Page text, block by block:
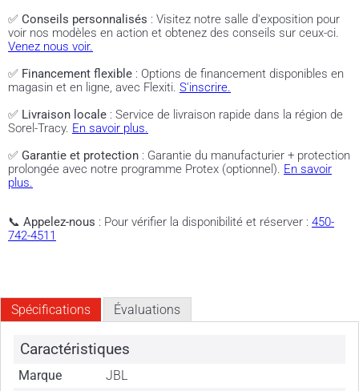
✅ Conseils personnalisés : Visitez notre salle d'exposition pour
voir nos modèles en action et obtenez des conseils sur ceux-ci.
Venez nous voir.
✅ Financement flexible : Options de financement disponibles en
magasin et en ligne, avec Flexiti. S'inscrire.
✅ Livraison locale : Service de livraison rapide dans la région de
Sorel-Tracy. En savoir plus.
✅ Garantie et protection : Garantie du manufacturier + protection
prolongée avec notre programme Protex (optionnel). En savoir
plus.
📞 Appelez-nous : Pour vérifier la disponibilité et réserver : 450-
742-4511
Spécifications Évaluations
Caractéristiques
Marque
JBL